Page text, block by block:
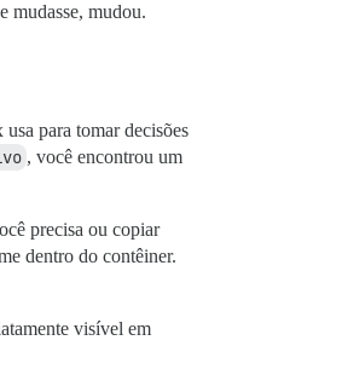
mudasse, mudou.
para tomar decisões
, você encontrou um
precisa ou copiar
dentro do contêiner.
visível em